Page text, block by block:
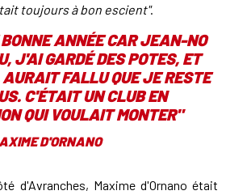
toujours à bon escient".
ANNÉE CAR JEAN-NO
J'AI GARDÉ DES POTES, ET
FALLU QUE JE RESTE
C'ÉTAIT UN CLUB EN
QUI VOULAIT MONTER"
D'ORNANO
d'Avranches, Maxime d'Ornano était